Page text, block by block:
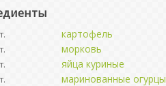
картофель
морковь
яйца куриные
маринованные огурцы